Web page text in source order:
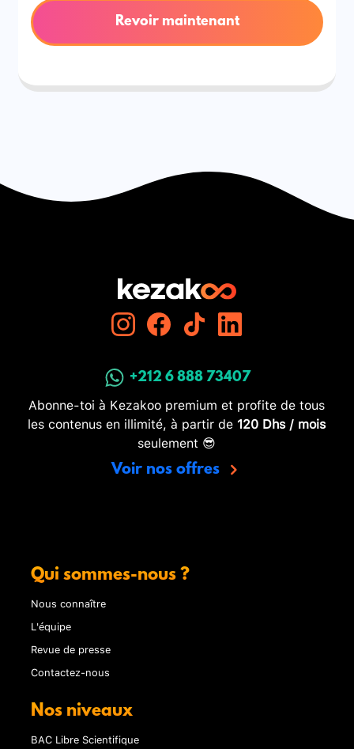
Revoir maintenant
+212 6 888 73407
Abonne-toi à Kezakoo premium et profite de tous
les contenus en illimité, à partir de 120 Dhs / mois
seulement 😎
Voir nos offres
Qui sommes-nous ?
Nous connaître
L'équipe
Revue de presse
Contactez-nous
Nos niveaux
BAC Libre Scientifique